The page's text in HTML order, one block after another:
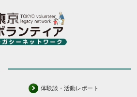
体験談・活動レポート